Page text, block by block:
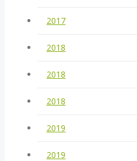
2017
2018
2018
2018
2019
2019